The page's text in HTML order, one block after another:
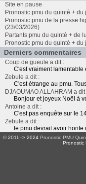
Site en pause
Pronostic pmu du quinté +
Pronostic pmu de la presse
(23/03/2026)
Partants pmu du quinté + de
Pronostic pmu du quinté +
Derniers commentaires
Coup de gueule a dit :
C'est vraiment lamentable
Zebule a dit :
C'est étrange au pmu.
DJAOUMAO ALLAHRAM a dit
Bonjour et joyeux Noël à
Antoine a dit :
C'est pas enquête sur le
Zebule a dit :
le pmu devrait avoir honte
© 2011--> 2024 Pronostic PMU
Pronostic